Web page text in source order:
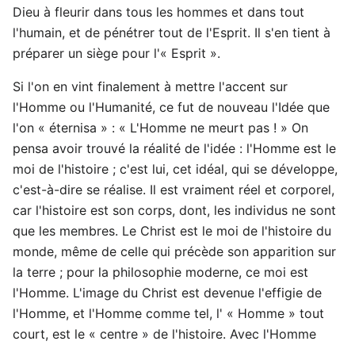
Dieu à fleurir dans tous les hommes et dans tout
l'humain, et de pénétrer tout de l'Esprit. Il s'en tient à
préparer un siège pour l'« Esprit ».
Si l'on en vint finalement à mettre l'accent sur
l'Homme ou l'Humanité, ce fut de nouveau l'Idée que
l'on « éternisa » : « L'Homme ne meurt pas ! » On
pensa avoir trouvé la réalité de l'idée : l'Homme est le
moi de l'histoire ; c'est lui, cet idéal, qui se développe,
c'est-à-dire se réalise. Il est vraiment réel et corporel,
car l'histoire est son corps, dont, les individus ne sont
que les membres. Le Christ est le moi de l'histoire du
monde, même de celle qui précède son apparition sur
la terre ; pour la philosophie moderne, ce moi est
l'Homme. L'image du Christ est devenue l'effigie de
l'Homme, et l'Homme comme tel, l' « Homme » tout
court, est le « centre » de l'histoire. Avec l'Homme